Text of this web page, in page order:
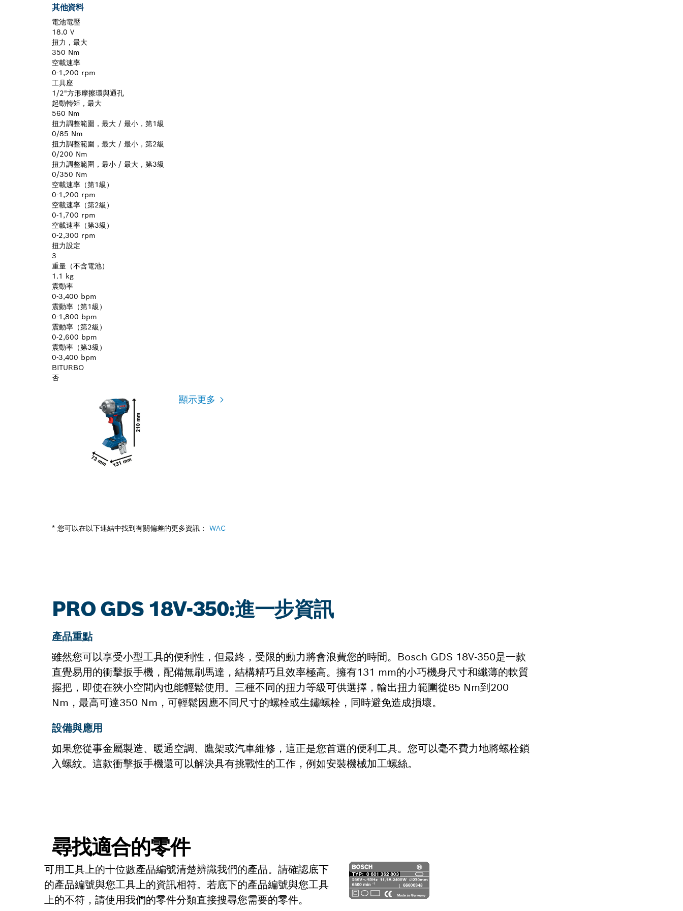
其他資料
電池電壓
18.0 V
扭力，最大
350 Nm
空載速率
0-1,200 rpm
工具座
1/2"方形摩擦環與通孔
起動轉矩，最大
560 Nm
扭力調整範圍，最大 / 最小，第1級
0/85 Nm
扭力調整範圍，最大 / 最小，第2級
0/200 Nm
扭力調整範圍，最小 / 最大，第3級
0/350 Nm
空載速率（第1級）
0-1,200 rpm
空載速率（第2級）
0-1,700 rpm
空載速率（第3級）
0-2,300 rpm
扭力設定
3
重量（不含電池）
1.1 kg
震動率
0-3,400 bpm
震動率（第1級）
0-1,800 bpm
震動率（第2級）
0-2,600 bpm
震動率（第3級）
0-3,400 bpm
BITURBO
否
顯示更多
* 您可以在以下連結中找到有關偏差的更多資訊： WAC
PRO GDS 18V-350:進一步資訊
產品重點
雖然您可以享受小型工具的便利性，但最終，受限的動力將會浪費您的時間。Bosch GDS 18V-350是一款
直覺易用的衝擊扳手機，配備無刷馬達，結構精巧且效率極高。擁有131 mm的小巧機身尺寸和纖薄的軟質
握把，即使在狹小空間內也能輕鬆使用。三種不同的扭力等級可供選擇，輸出扭力範圍從85 Nm到200
Nm，最高可達350 Nm，可輕鬆因應不同尺寸的螺栓或生鏽螺栓，同時避免造成損壞。
設備與應用
如果您從事金屬製造、暖通空調、鷹架或汽車維修，這正是您首選的便利工具。您可以毫不費力地將螺栓鎖
入螺紋。這款衝擊扳手機還可以解決具有挑戰性的工作，例如安裝機械加工螺絲。
尋找適合的零件
可用工具上的十位數產品編號清楚辨識我們的產品。請確認底下
的產品編號與您工具上的資訊相符。若底下的產品編號與您工具
上的不符，請使用我們的零件分類直接搜尋您需要的零件。